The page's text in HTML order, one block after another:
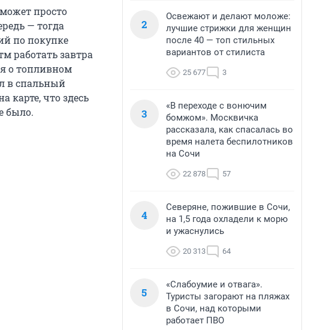
просто
— тогда
по покупке
работать завтра
о топливном
в спальный
карте, что здесь
было.
2
Освежают и делают моложе:
лучшие стрижки для женщин
после 40 — топ стильных
вариантов от стилиста
25 677 3
3
«В переходе с вонючим
бомжом». Москвичка
рассказала, как спасалась во
время налета беспилотников
на Сочи
22 878 57
4
Северяне, пожившие в Сочи,
на 1,5 года охладели к морю
и ужаснулись
20 313 64
5
«Слабоумие и отвага».
Туристы загорают на пляжах
в Сочи, над которыми
работает ПВО